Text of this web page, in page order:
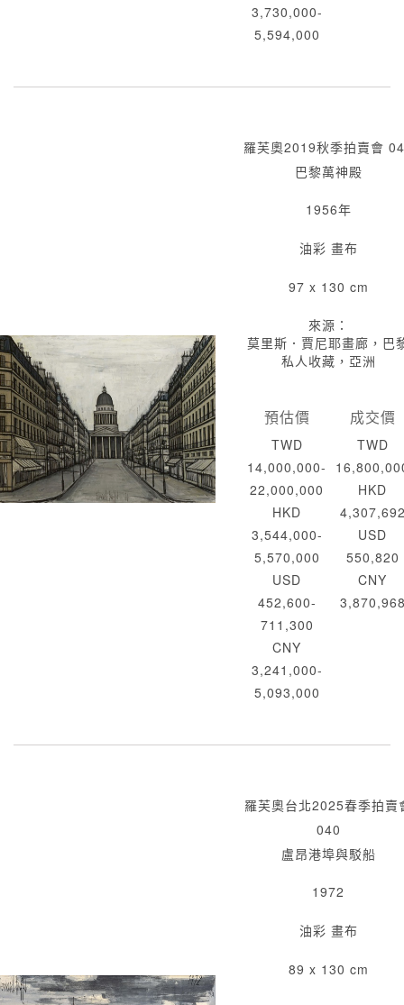
3,730,000-
5,594,000
羅芙奧2019秋季拍賣會
巴黎萬神殿
1956年
油彩 畫布
97 x 130 cm
來源：
莫里斯．賈尼耶畫廊，巴
私人收藏，亞洲
預估價
TWD
14,000,000-
22,000,000
HKD
3,544,000-
5,570,000
USD
452,600-
711,300
CNY
3,241,000-
5,093,000
成交價
TWD
HKD
USD
550,820
CNY
羅芙奧台北2025春季拍賣
040
盧昂港埠與駁船
1972
油彩 畫布
89 x 130 cm